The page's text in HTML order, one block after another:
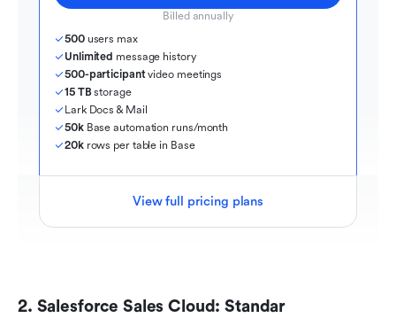
Billed annually
500 users max
Unlimited message history
500-participant video meetings
15 TB storage
Lark Docs & Mail
50k Base automation runs/month
20k rows per table in Base
View full pricing plans
2. Salesforce Sales Cloud: Standar